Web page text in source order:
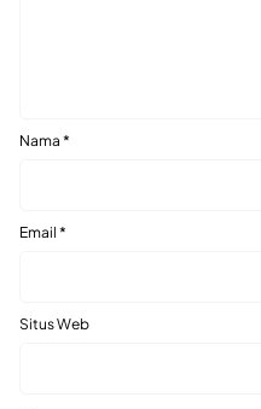
Nama *
Email *
Situs Web